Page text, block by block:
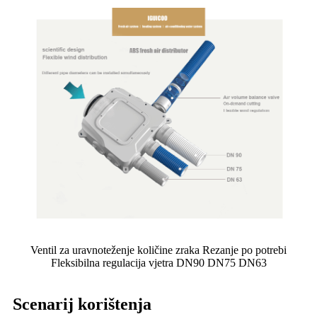
Ventil za uravnoteženje količine zraka Rezanje po potrebi
Fleksibilna regulacija vjetra DN90 DN75 DN63
Scenarij korištenja